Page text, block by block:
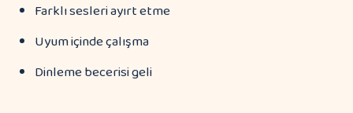
Farklı sesleri ayırt etme
Uyum içinde çalışma
Dinleme becerisi geli